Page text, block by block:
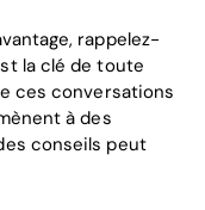
rappelez-
la clé de toute
ces conversations
à des
conseils peut